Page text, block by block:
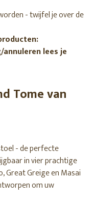
- twijfel je over de
lees je
Tome van
- de perfecte
in vier prachtige
Great Greige en Masai
om uw